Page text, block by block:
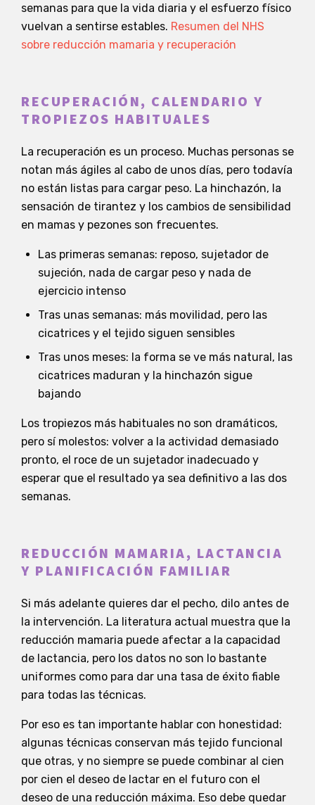
semanas para que la vida diaria y el esfuerzo físico
vuelvan a sentirse estables. Resumen del NHS
sobre reducción mamaria y recuperación
RECUPERACIÓN, CALENDARIO Y
TROPIEZOS HABITUALES
La recuperación es un proceso. Muchas personas se
notan más ágiles al cabo de unos días, pero todavía
no están listas para cargar peso. La hinchazón, la
sensación de tirantez y los cambios de sensibilidad
en mamas y pezones son frecuentes.
Las primeras semanas: reposo, sujetador de
sujeción, nada de cargar peso y nada de
ejercicio intenso
Tras unas semanas: más movilidad, pero las
cicatrices y el tejido siguen sensibles
Tras unos meses: la forma se ve más natural, las
cicatrices maduran y la hinchazón sigue
bajando
Los tropiezos más habituales no son dramáticos,
pero sí molestos: volver a la actividad demasiado
pronto, el roce de un sujetador inadecuado y
esperar que el resultado ya sea definitivo a las dos
semanas.
REDUCCIÓN MAMARIA, LACTANCIA
Y PLANIFICACIÓN FAMILIAR
Si más adelante quieres dar el pecho, dilo antes de
la intervención. La literatura actual muestra que la
reducción mamaria puede afectar a la capacidad
de lactancia, pero los datos no son lo bastante
uniformes como para dar una tasa de éxito fiable
para todas las técnicas.
Por eso es tan importante hablar con honestidad:
algunas técnicas conservan más tejido funcional
que otras, y no siempre se puede combinar al cien
por cien el deseo de lactar en el futuro con el
deseo de una reducción máxima. Eso debe quedar